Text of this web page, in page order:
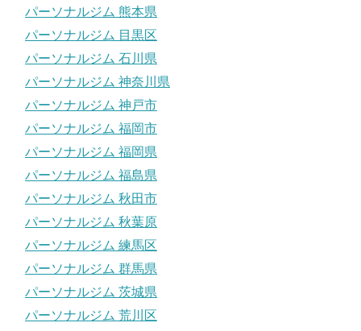
パーソナルジム 熊本県
パーソナルジム 目黒区
パーソナルジム 石川県
パーソナルジム 神奈川県
パーソナルジム 神戸市
パーソナルジム 福岡市
パーソナルジム 福岡県
パーソナルジム 福島県
パーソナルジム 秋田市
パーソナルジム 秋葉原
パーソナルジム 練馬区
パーソナルジム 群馬県
パーソナルジム 茨城県
パーソナルジム 荒川区